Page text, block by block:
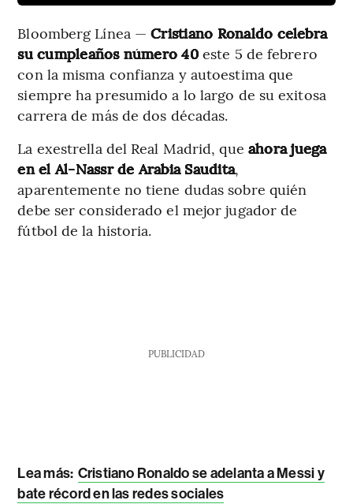
Bloomberg Línea —Cristiano Ronaldo celebra
su cumpleaños número 40este 5 de febrero
con la misma confianza y autoestima que
siempre ha presumido a lo largo de su exitosa
carrera de más de dos décadas.
La exestrella del Real Madrid, que ahora juega
en el Al-Nassr de Arabia Saudita,
aparentemente no tiene dudas sobre quién
debe ser considerado el mejor jugador de
fútbol de la historia.
PUBLICIDAD
Lea más: Cristiano Ronaldo se adelanta a Messi y
bate récord en las redes sociales